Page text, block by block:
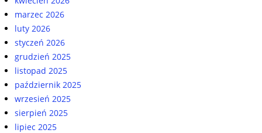
marzec 2026
luty 2026
styczeń 2026
grudzień 2025
listopad 2025
październik 2025
wrzesień 2025
sierpień 2025
lipiec 2025